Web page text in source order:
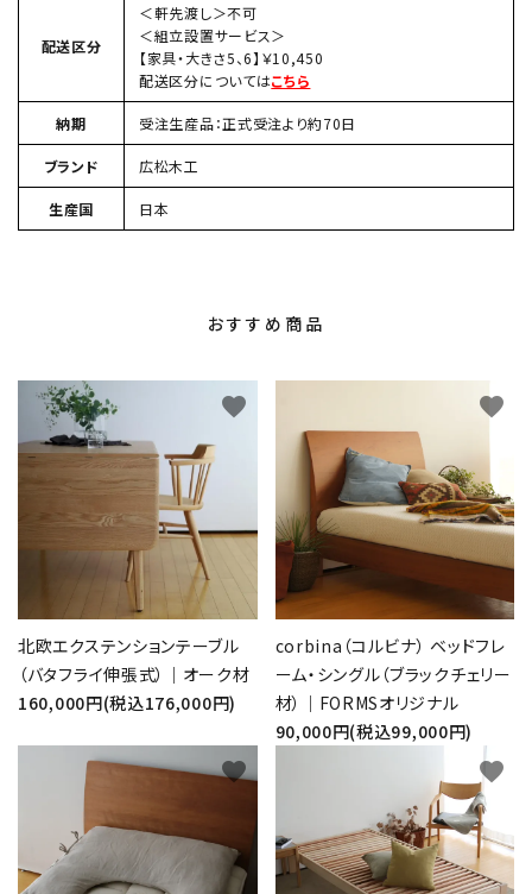
配送区分
＜軒先渡し＞不可
＜組立設置サービス＞
【家具・大きさ5、6】￥10,450
配送区分についてはこちら
納期 受注生産品：正式受注より約70日
ブランド 広松木工
生産国 日本
おすすめ商品
北欧エクステンションテーブル
（バタフライ伸張式）｜オーク材
160,000円(税込176,000円)
favorite
corbina（コルビナ） ベッドフレ
ーム・シングル（ブラックチェリー
材）｜FORMSオリジナル
90,000円(税込99,000円)
favorite
favorite favorite